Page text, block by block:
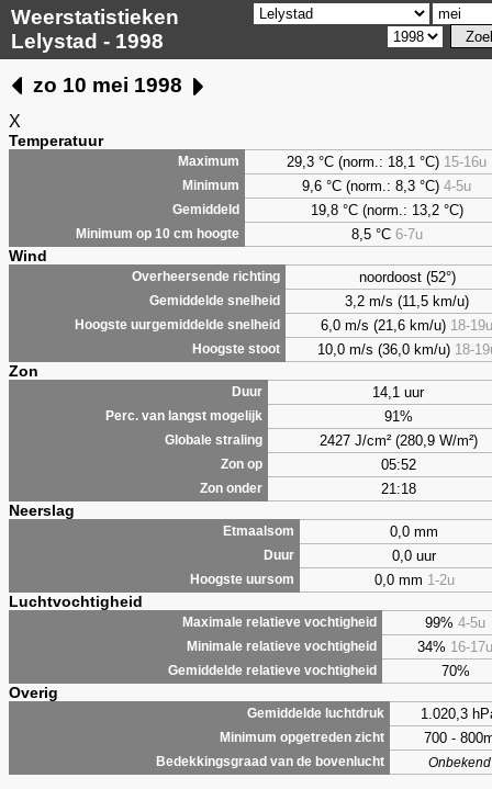
Weerstatistieken
Lelystad - 1998
zo 10 mei 1998
X
Temperatuur
Maximum 29,3 °C (norm.: 18,1 °C) 15-16u
Minimum 9,6 °C (norm.: 8,3 °C) 4-5u
Gemiddeld 19,8 °C (norm.: 13,2 °C)
Minimum op 10 cm hoogte 8,5°C 6-7u
Wind
Overheersende richting noordoost (52°)
Gemiddelde snelheid 3,2 m/s (11,5 km/u)
Hoogste uurgemiddelde snelheid 6,0 m/s (21,6 km/u) 18-19u
Hoogste stoot 10,0 m/s (36,0 km/u) 18-
Zon
Duur 14,1 uur
Perc. van langst mogelijk 91%
Globale straling 2427 J/cm² (280,9 W/m²)
Zon op 05:52
Zon onder 21:18
Neerslag
Etmaalsom 0,0 mm
Duur 0,0 uur
Hoogste uursom 0,0 mm 1-2u
Luchtvochtigheid
Maximale relatieve vochtigheid 99% 4-5u
Minimale relatieve vochtigheid 34% 16-17u
Gemiddelde relatieve vochtigheid 70%
Overig
Gemiddelde luchtdruk 1.020,3
Minimum opgetreden zicht 700 -
Bedekkingsgraad van de bovenlucht Onbekend